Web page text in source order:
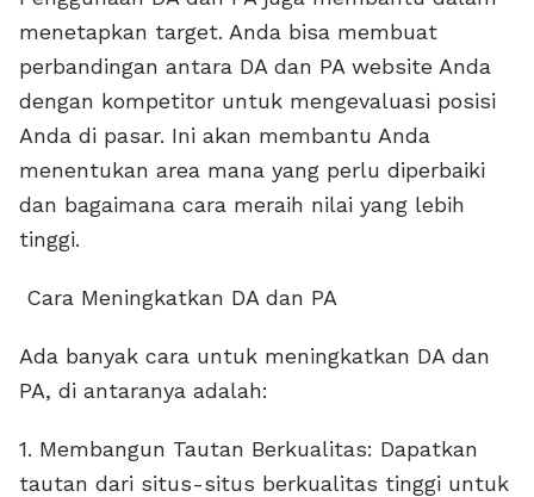
menetapkan target. Anda bisa membuat
perbandingan antara DA dan PA website Anda
dengan kompetitor untuk mengevaluasi posisi
Anda di pasar. Ini akan membantu Anda
menentukan area mana yang perlu diperbaiki
dan bagaimana cara meraih nilai yang lebih
tinggi.
Cara Meningkatkan DA dan PA
Ada banyak cara untuk meningkatkan DA dan
PA, di antaranya adalah:
1. Membangun Tautan Berkualitas: Dapatkan
tautan dari situs-situs berkualitas tinggi untuk